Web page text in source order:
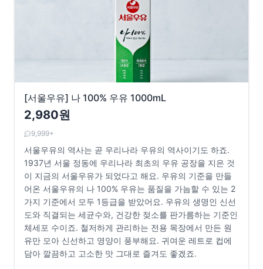
[서울우유] 나 100% 우유 1000mL
2,980원
9,999+
서울우유의 역사는 곧 우리나라 우유의 역사이기도 하죠.
1937년 서울 정동에 우리나라 최초의 우유 공장을 지은 것
이 지금의 서울우유가 되었다고 해요. 우유의 기준을 만들
어온 서울우유의 나 100% 우유는 품질을 가늠할 수 있는 2
가지 기준에서 모두 1등급을 받았어요. 우유의 생명인 신선
도와 직결되는 세균수와, 건강한 젖소를 판가름하는 기준인
체세포 수이죠. 철저하게 관리하는 전용 목장에서 만든 원
유만 모아 신선하고 영양이 풍부해요. 귀여운 레트로 컵에
담아 깔끔하고 고소한 맛 그대로 즐겨도 좋겠죠.